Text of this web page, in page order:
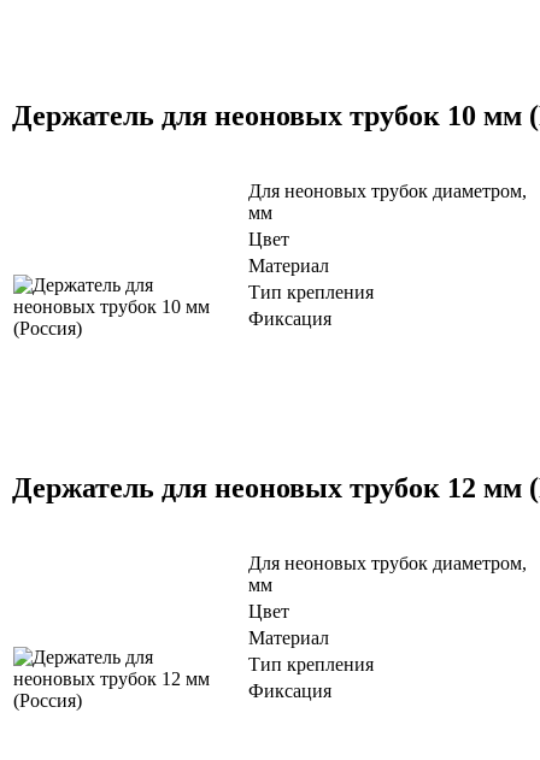
Держатель для неоновых трубок 10 мм
Для неоновых трубок диаметром,
мм
Цвет
Материал
Тип крепления
Фиксация
Держатель для неоновых трубок 12 мм
Для неоновых трубок диаметром,
мм
Цвет
Материал
Тип крепления
Фиксация